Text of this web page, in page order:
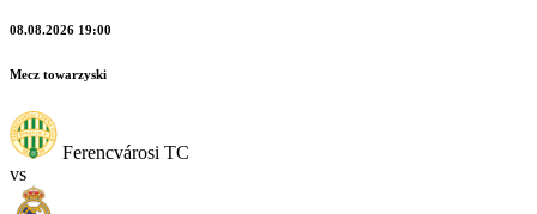
08.08.2026 19:00
Mecz towarzyski
Ferencvárosi TC
vs